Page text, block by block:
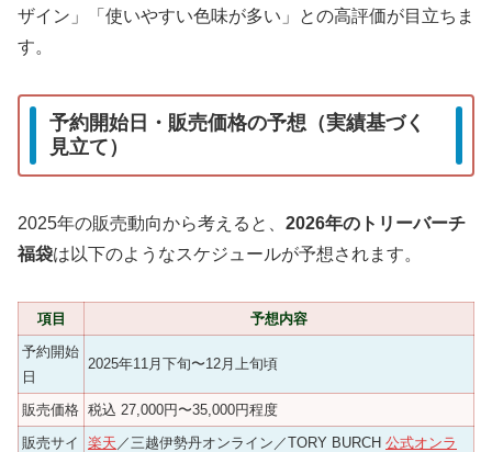
ザイン」「使いやすい色味が多い」との高評価が目立ちま
す。
予約開始日・販売価格の予想（実績基づく
見立て）
2025年の販売動向から考えると、 2026年のトリーバーチ
福袋は以下のようなスケジュールが予想されます。
項目
予想内容
予約開始
日
2025年11月下旬〜12月上旬頃
販売価格 税込 27,000円〜35,000円程度
販売サイ
楽天 ／三越伊勢丹オンライン／TORY BURCH 公式オンラ